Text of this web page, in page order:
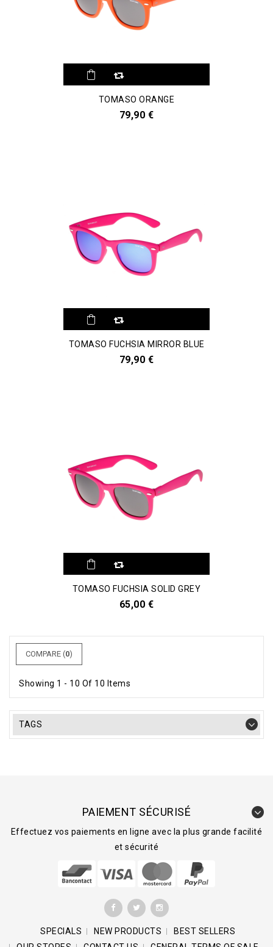
TOMASO ORANGE
79,90 €
TOMASO FUCHSIA MIRROR BLUE
79,90 €
TOMASO FUCHSIA SOLID GREY
65,00 €
COMPARE (0)
Showing 1 - 10 Of 10 Items
TAGS
PAIEMENT SÉCURISÉ
Effectuez vos paiements en ligne avec la plus grande facilité
et sécurité
SPECIALS NEW PRODUCTS
BEST SELLERS